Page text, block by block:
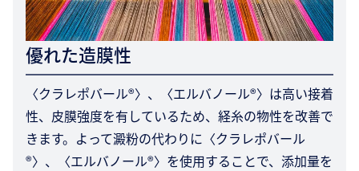
優れた造膜性
〈クラレポバール®〉、〈エルバノール®〉は高い接着
性、皮膜強度を有しているため、経糸の物性を改善で
きます。よって澱粉の代わりに〈クラレポバール
®〉、〈エルバノール®〉を使用することで、添加量を